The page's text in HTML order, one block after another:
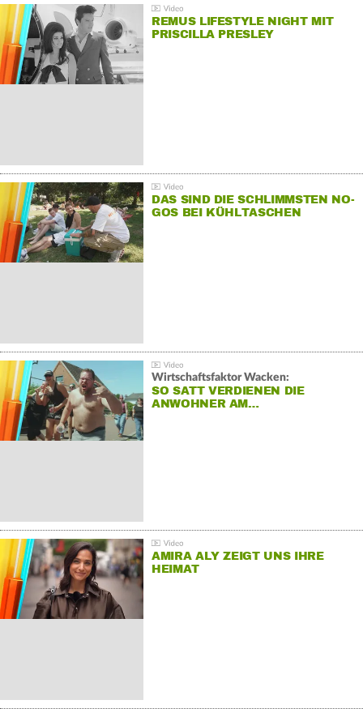
REMUS LIFESTYLE NIGHT MIT
PRISCILLA PRESLEY
DAS SIND DIE SCHLIMMSTEN NO-
GOS BEI KÜHLTASCHEN
Wirtschaftsfaktor Wacken:
SO SATT VERDIENEN DIE
ANWOHNER AM…
AMIRA ALY ZEIGT UNS IHRE
HEIMAT